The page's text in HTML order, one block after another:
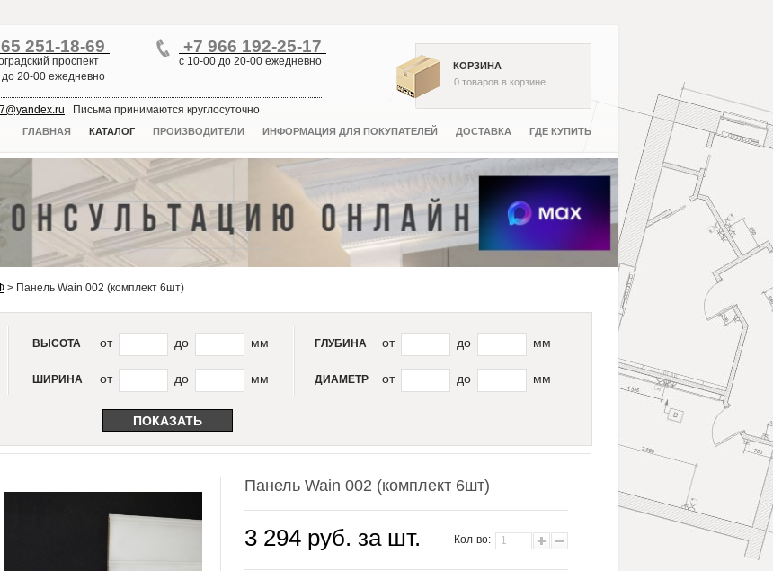
ГЛАВНАЯ КАТАЛОГ ПРОИЗВОДИТЕЛИ ИНФОРМАЦИЯ ДЛЯ ПОКУПАТЕЛЕЙ ДОСТАВКА ГДЕ КУПИТЬ
+7 966 192-25-17
с 10-00 до 20-00 ежедневно
КОРЗИНА
0 товаров в корзине
251-18-69
проспект
до 20-00 ежедневно
Письма принимаются круглосуточно
> Панель Wain 002 (комплект 6шт)
ВЫСОТА от до мм
ШИРИНА от до мм
ГЛУБИНА от до мм
ДИАМЕТР от до мм
Панель Wain 002 (комплект 6шт)
Кол-во:
3 294 руб. за шт.